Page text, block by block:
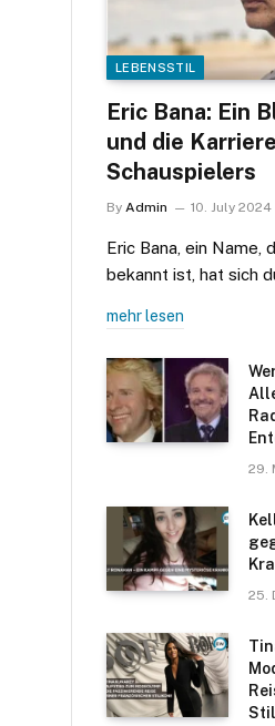
LEBENSSTIL
Eric Bana: Ein
und die
Schauspielers
By Admin 10. July 2024
Eric Bana, ein Name,
bekannt ist, hat sich
mehr lesen
29.
25.